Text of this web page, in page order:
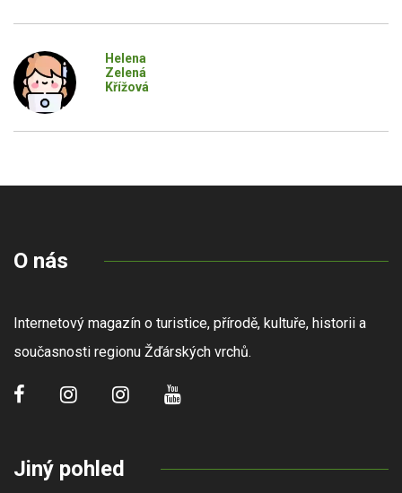
Helena
Zelená
Křížová
O nás
Internetový magazín o turistice, přírodě, kultuře, historii a
současnosti regionu Žďárských vrchů.
Jiný pohled